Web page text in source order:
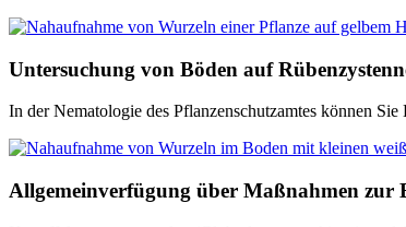
Untersuchung von Böden auf
In der Nematologie des Pflanzenschutzamtes können
Allgemeinverfügung über Maßnahmen zur